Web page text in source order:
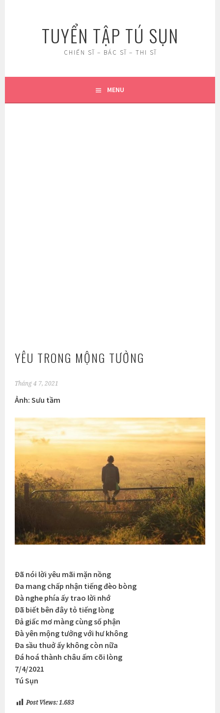
TUYỂN TẬP TÚ SỤN
CHIẾN SĨ – BÁC SĨ – THI SĨ
MENU
YÊU TRONG MỘNG TƯỞNG
Tháng 4 7, 2021
Ảnh: Sưu tầm
Đã nói lời yêu mãi mặn nồng
Đa mang chấp nhận tiếng đèo bòng
Đà nghe phía ấy trao lời nhớ
Đã biết bên đây tỏ tiếng lòng
Đả giấc mơ màng cùng số phận
Đà yên mộng tưởng với hư không
Đa sầu thuở ấy không còn nữa
Đá hoá thành châu ấm cõi lòng
7/4/2021
Tú Sụn
Post Views: 1.683